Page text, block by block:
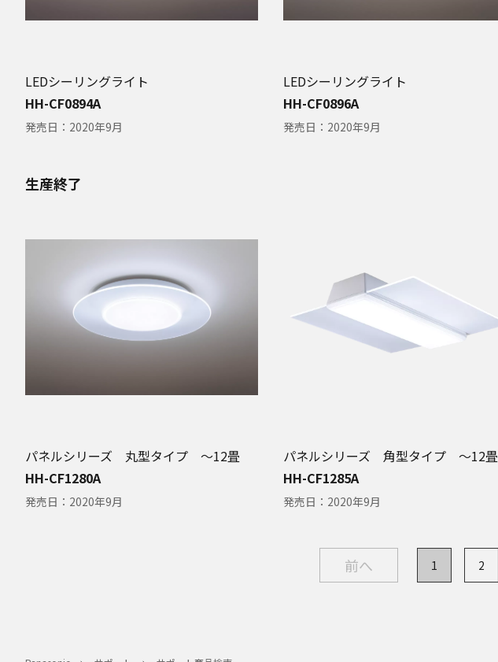
LEDシーリングライト
HH-CF0894A
発売日： 2020年9月
LEDシーリングライト
HH-CF0896A
発売日： 2020年9月
生産終了
パネルシリーズ 丸型タイプ 〜12畳
HH-CF1280A
発売日： 2020年9月
パネルシリーズ 角型タイプ 〜12畳
HH-CF1285A
発売日： 2020年9月
前へ 1 2